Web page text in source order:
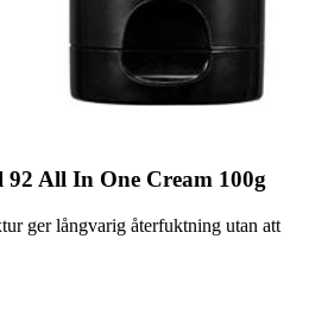
92 All In One Cream 100g
ger långvarig återfuktning utan att